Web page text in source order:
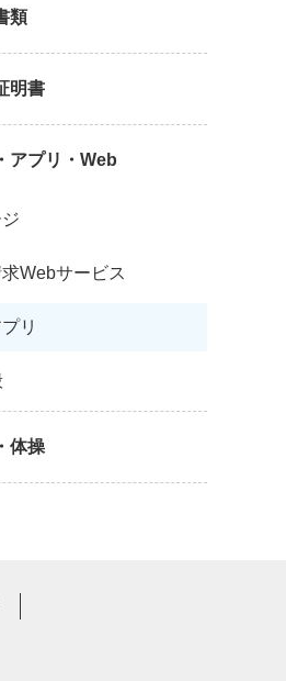
類
明書
アプリ・Web
Webサービス
リ
体操